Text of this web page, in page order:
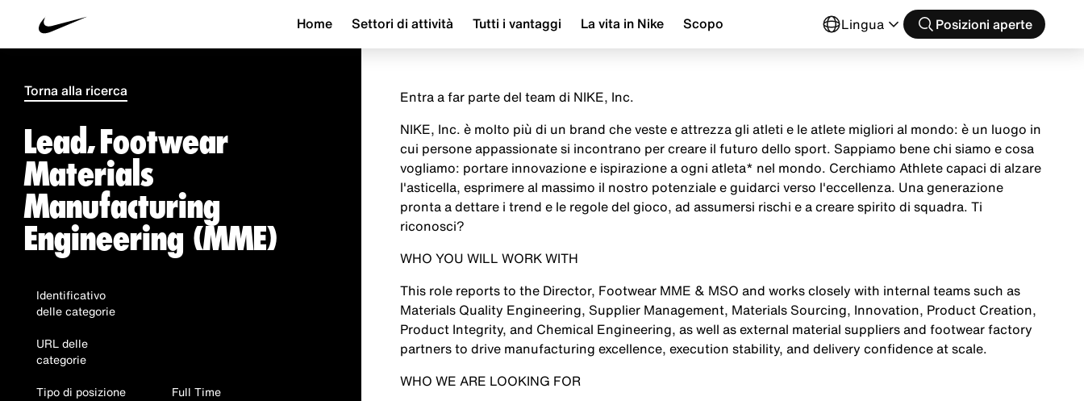
Home Settori di attività Tutti i vantaggi La vita in Nike Scopo Lingua Posizioni aperte
Torna alla ricerca
Lead, Footwear
Materials
Manufacturing
Engineering (MME)
Identificativo
delle categorie
URL delle
categorie
Tipo di posizione
Full Time
Entra a far parte del team di NIKE, Inc.
NIKE, Inc. è molto più di un brand che veste e attrezza gli atleti e le atlete migliori al mondo: è un luogo in
cui persone appassionate si incontrano per creare il futuro dello sport. Sappiamo bene chi siamo e cosa
vogliamo: portare innovazione e ispirazione a ogni atleta* nel mondo. Cerchiamo Athlete capaci di alzare
l'asticella, esprimere al massimo il nostro potenziale e guidarci verso l'eccellenza. Una generazione
pronta a dettare i trend e le regole del gioco, ad assumersi rischi e a creare spirito di squadra. Ti
riconosci?
WHO YOU WILL WORK WITH
This role reports to the Director, Footwear MME & MSO and works closely with internal teams such as
Materials Quality Engineering, Supplier Management, Materials Sourcing, Innovation, Product Creation,
Product Integrity, and Chemical Engineering, as well as external material suppliers and footwear factory
partners to drive manufacturing excellence, execution stability, and delivery confidence at scale.
WHO WE ARE LOOKING FOR